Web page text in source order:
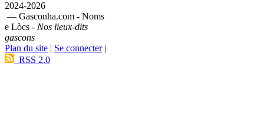
2024-2026
— Gasconha.com - Noms
e Lòcs - Nos lieux-dits
gascons
Plan du site | Se connecter|
RSS 2.0